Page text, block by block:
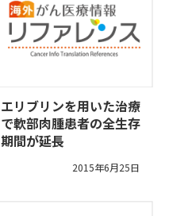
エリブリンを用いた治療
で軟部肉腫患者の全生存
期間が延長
2015年6月25日